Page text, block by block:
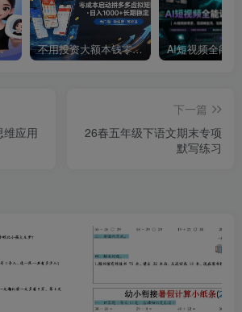
解锁15秒视频生成 不用投资大额本钱零成本启动，做拼多多虚拟矩阵，长期稳定！轻松维持日入 1000
维应用
下一篇
26春五年级下语文期末专项
默写练习